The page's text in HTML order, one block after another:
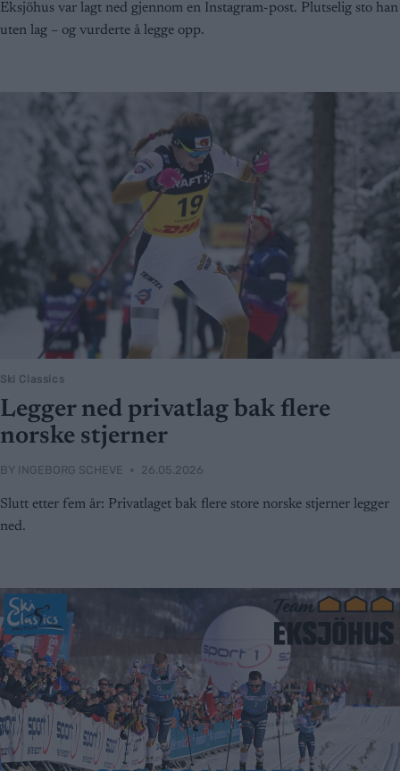
Eksjöhus var lagt ned gjennom en Instagram-post. Plutselig sto han
uten lag – og vurderte å legge opp.
Ski Classics
Legger ned privatlag bak flere
norske stjerner
BY INGEBORG SCHEVE 26.05.2026
Slutt etter fem år: Privatlaget bak flere store norske stjerner legger
ned.